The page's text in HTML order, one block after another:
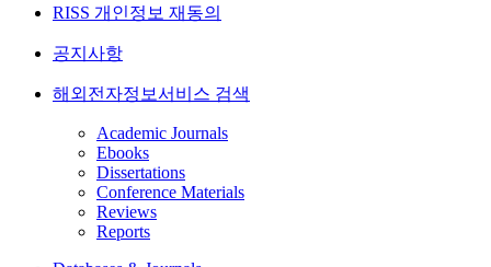
RISS 개인정보 재동의
공지사항
해외전자정보서비스 검색
Academic Journals
Ebooks
Dissertations
Conference Materials
Reviews
Reports